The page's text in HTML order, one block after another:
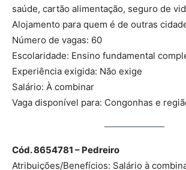
saúde, cartão alimentação, seguro de
Alojamento para quem é de outras
Número de vagas: 60
Escolaridade: Ensino fundamental
Experiência exigida: Não exige
Salário: À combinar
Vaga disponível para: Congonhas e
Cód. 8654781 – Pedreiro
Atribuições/Benefícios: Salário à